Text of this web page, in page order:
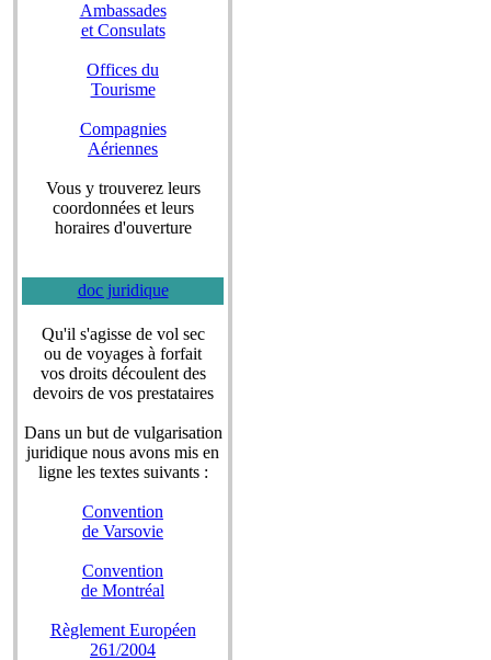
Ambassades
et Consulats
Offices du
Tourisme
Compagnies
Aériennes
Vous y trouverez leurs
coordonnées et leurs
horaires d'ouverture
doc juridique
Qu'il s'agisse de vol sec
ou de voyages à forfait
vos droits découlent des
devoirs de vos prestataires
Dans un but de vulgarisation
juridique nous avons mis en
ligne les textes suivants :
Convention
de Varsovie
Convention
de Montréal
Règlement Européen
261/2004